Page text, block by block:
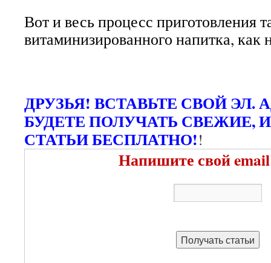
Вот и весь процесс приготовления
витаминизированного напитка, как
ДРУЗЬЯ! ВСТАВЬТЕ СВОЙ ЭЛ.
БУДЕТЕ ПОЛУЧАТЬ СВЕЖИЕ,
СТАТЬИ БЕСПЛАТНО!!
Напишите свой